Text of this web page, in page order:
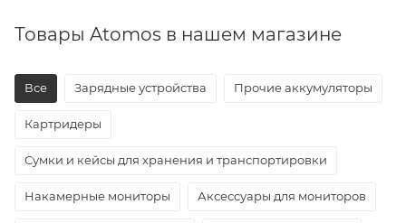
Товары Atomos в нашем магазине
Все Зарядные устройства Прочие аккумуляторы
Картридеры
Сумки и кейсы для хранения и транспортировки
Накамерные мониторы Аксессуары для мониторов